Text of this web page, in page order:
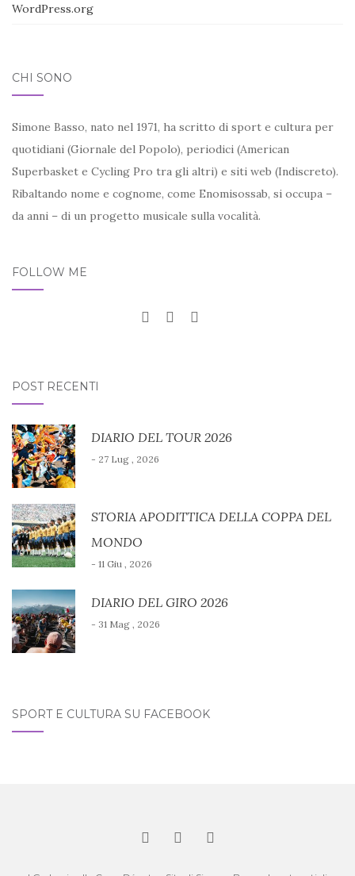
WordPress.org
CHI SONO
Simone Basso, nato nel 1971, ha scritto di sport e cultura per
quotidiani (Giornale del Popolo), periodici (American
Superbasket e Cycling Pro tra gli altri) e siti web (Indiscreto).
Ribaltando nome e cognome, come Enomisossab, si occupa –
da anni – di un progetto musicale sulla vocalità.
FOLLOW ME
POST RECENTI
DIARIO DEL TOUR 2026
- 27 Lug , 2026
STORIA APODITTICA DELLA COPPA DEL
MONDO
- 11 Giu , 2026
DIARIO DEL GIRO 2026
- 31 Mag , 2026
SPORT E CULTURA SU FACEBOOK